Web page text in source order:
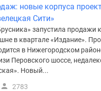
новые корпуса
Сити»
запустила продажи
в квартале «Издание».
в Нижегородском
Перовского шоссе,
Новый...
2783